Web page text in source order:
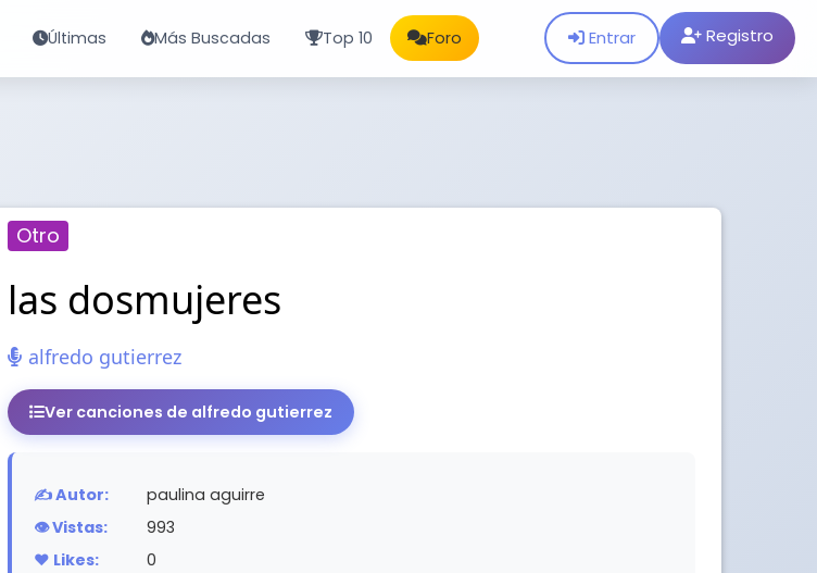
Últimas Más Buscadas Top 10 Foro Entrar Registro
Otro
las dosmujeres
alfredo gutierrez
Ver canciones de alfredo gutierrez
✍️ Autor:
paulina aguirre
👁️ Vistas:
993
❤️ Likes:
0